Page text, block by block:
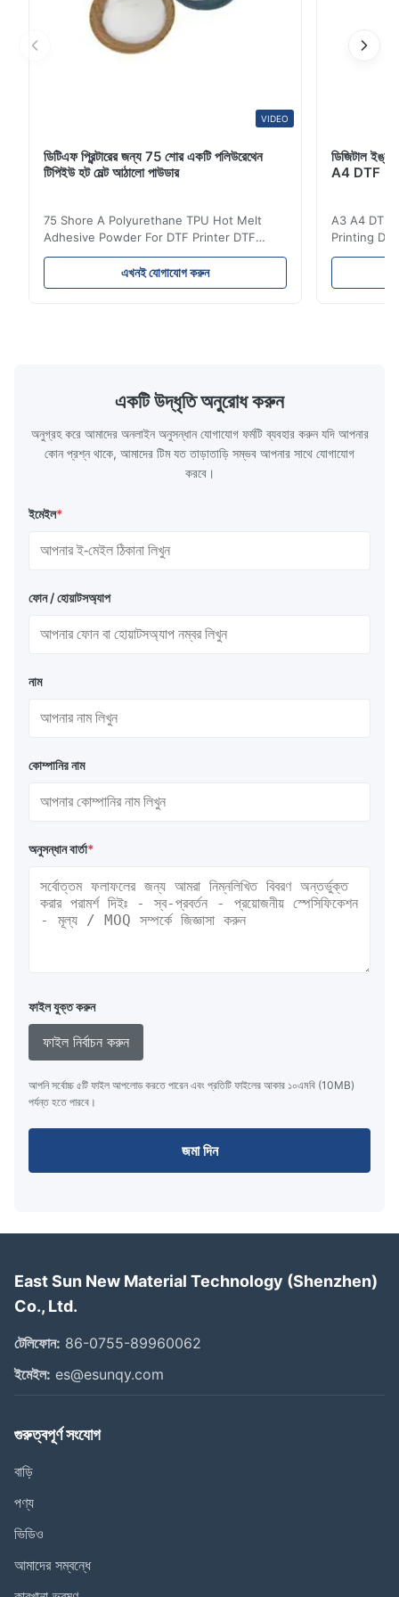
VIDEO
ডিটিএফ প্রিন্টারের জন্য 75 শোর একটি পলিউরেথেন
টিপিইউ হট মেল্ট আঠালো পাউডার
75 Shore A Polyurethane TPU Hot Melt
Adhesive Powder For DTF Printer DTF
Powder Technical Parameters Bonding
Parameters ( reference only) Temperature
110-130℃ Press 0.5-1.5 kg/cm2 Time 8-20
এখনই যোগাযোগ করুন
ডিজিটাল
A4 DTF
A3 A4 DTF
Printing
application
pattern
একটি উদ্ধৃতি অনুরোধ করুন
অনুগ্রহ করে আমাদের অনলাইন অনুসন্ধান যোগাযোগ ফর্মটি ব্যবহার করুন যদি আপনার
কোন প্রশ্ন থাকে, আমাদের টিম যত তাড়াতাড়ি সম্ভব আপনার সাথে যোগাযোগ
করবে।
ইমেইল*
ফোন / হোয়াটসঅ্যাপ
নাম
কোম্পানির নাম
অনুসন্ধান বার্তা*
ফাইল যুক্ত করুন
ফাইল নির্বাচন করুন
আপনি সর্বোচ্চ ৫টি ফাইল আপলোড করতে পারেন এবং প্রতিটি ফাইলের আকার ১০এমবি (10MB)
পর্যন্ত হতে পারবে।
জমা দিন
East Sun New Material Technology (Shenzhen)
Co., Ltd.
টেলিফোন: 86-0755-89960062
ইমেইল: es@esunqy.com
গুরুত্বপূর্ণ সংযোগ
বাড়ি
পণ্য
ভিডিও
আমাদের সম্বন্ধে